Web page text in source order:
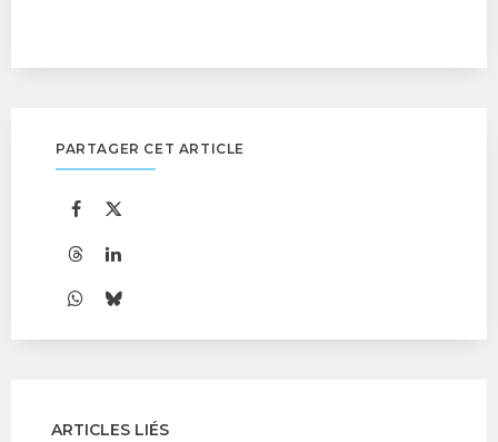
PARTAGER CET ARTICLE
ARTICLES LIÉS